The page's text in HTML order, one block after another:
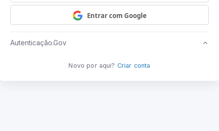
Entrar com Google
Autenticação.Gov
Novo por aqui? Criar conta